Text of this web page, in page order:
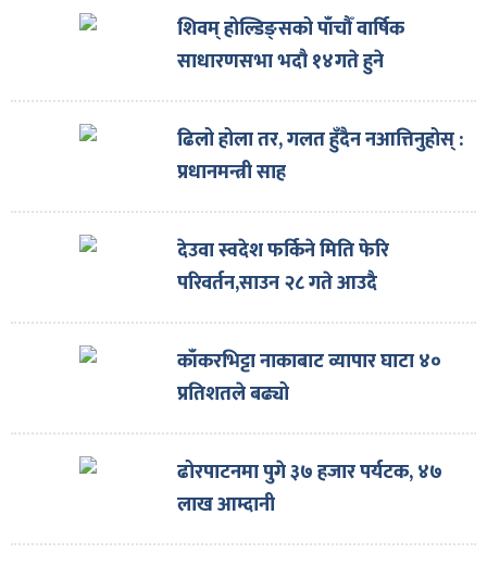
शिवम् होल्डिङ्सको पाँचौँ वार्षिक
साधारणसभा भदौ १४गते हुने
ढिलो होला तर, गलत हुँदैन नआत्तिनुहोस् :
प्रधानमन्त्री साह
देउवा स्वदेश फर्किने मिति फेरि
परिवर्तन,साउन २८ गते आउदै
काँकरभिट्टा नाकाबाट व्यापार घाटा ४०
प्रतिशतले बढ्यो
ढोरपाटनमा पुगे ३७ हजार पर्यटक, ४७
लाख आम्दानी